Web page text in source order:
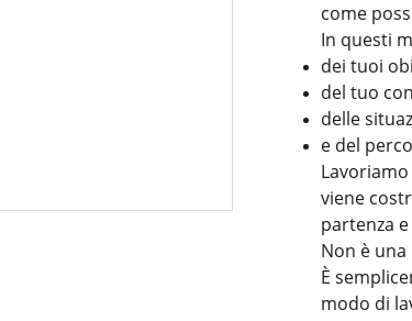
come
In questi
dei tuoi
del tuo
delle
e del
viene
partenza
Non è
È
modo di